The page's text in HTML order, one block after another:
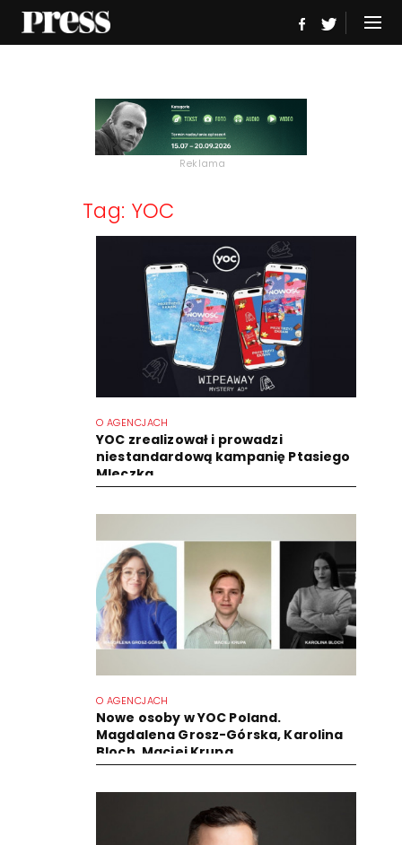
Reklama
Tag: YOC
O AGENCJACH
YOC zrealizował i prowadzi
niestandardową kampanię Ptasiego
Mleczka
O AGENCJACH
Nowe osoby w YOC Poland.
Magdalena Grosz-Górska, Karolina
Bloch, Maciej Krupa